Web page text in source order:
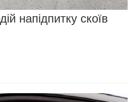
напідпитку скоїв